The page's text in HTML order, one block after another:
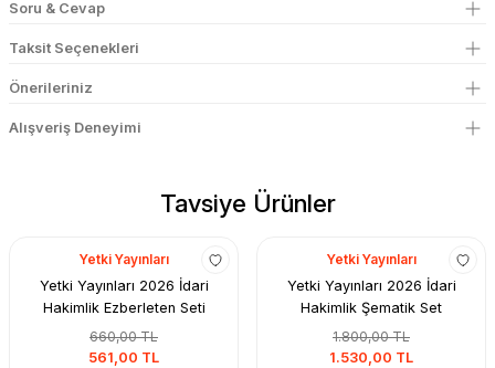
Soru & Cevap
Taksit Seçenekleri
Önerileriniz
Alışveriş Deneyimi
Tavsiye Ürünler
Yetki Yayınları
Yetki Yayınları 2026 İdari
Hakimlik Ezberleten Seti
561,00 TL
660,00 TL
Yetki Yayınları
Yetki Yayınları 2026 İdari
Hakimlik Şematik Set
1.530,00 TL
1.800,00 TL